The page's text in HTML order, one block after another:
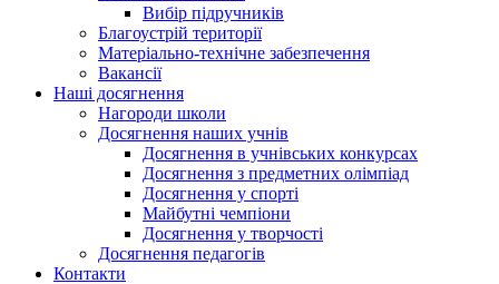
Вибір підручників
Благоустрій території
Матеріально-технічне забезпечення
Вакансії
Наші досягнення
Нагороди школи
Досягнення наших учнів
Досягнення в учнівських конкурсах
Досягнення з предметних олімпіад
Досягнення у спорті
Майбутні чемпіони
Досягнення у творчості
Досягнення педагогів
Контакти